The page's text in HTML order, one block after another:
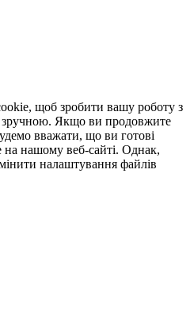
щоб зробити вашу роботу з
Якщо ви продовжите
вважати, що ви готові
на нашому веб-сайті. Однак,
налаштування файлів